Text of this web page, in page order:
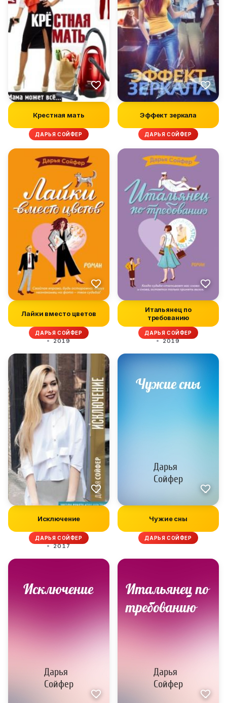
Крестная мать
ДАРЬЯ СОЙФЕР
Эффект зеркала
ДАРЬЯ СОЙФЕР
Лайки вместо цветов
ДАРЬЯ СОЙФЕР
2019
Итальянец по
требованию
ДАРЬЯ СОЙФЕР
2019
Исключение
ДАРЬЯ СОЙФЕР
2017
Чужие сны
ДАРЬЯ СОЙФЕР